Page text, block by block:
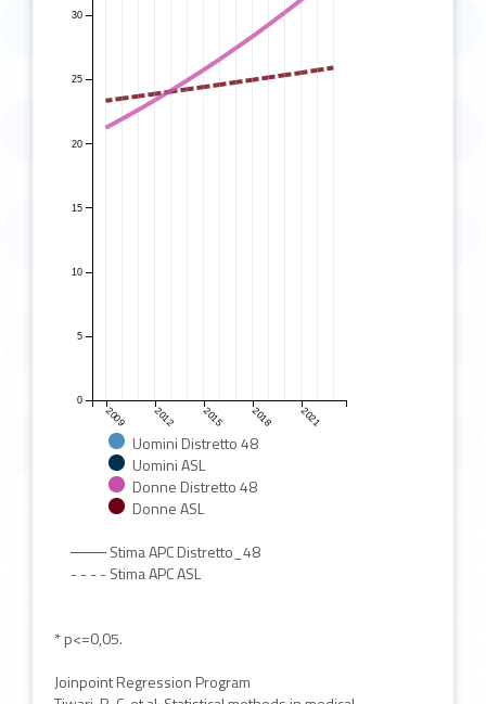
2009 2012 2015 2018 2021
0
5
10
15
20
25
30
APC: 0.7
Uomini Distretto 48
Uomini ASL
Donne Distretto 48
Donne ASL
Stima APC Distretto_48
- - - -Stima APC ASL
* p<=0,05.
Joinpoint Regression Program